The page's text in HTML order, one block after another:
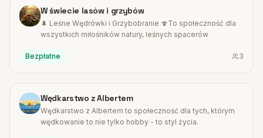
#14 W świecie lasów i grzybów
🌲 Leśne Wędrówki i Grzybobranie 🍄To społeczność dla
wszystkich miłośników natury, leśnych spacerów
Bezpłatne 3
#15 Wędkarstwo z Albertem
Wędkarstwo z Albertem to społeczność dla tych, którym
wędkowanie to nie tylko hobby - to styl życia.